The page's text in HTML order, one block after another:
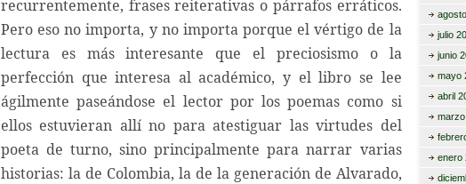
recurrentemente, frases reiterativas o párrafos erráticos.
Pero eso no importa, y no importa porque el vértigo de la
lectura es más interesante que el preciosismo o la
perfección que interesa al académico, y el libro se lee
ágilmente paseándose el lector por los poemas como si
ellos estuvieran allí no para atestiguar las virtudes del
poeta de turno, sino principalmente para narrar varias
historias: la de Colombia, la de la generación de Alvarado,
julio
junio
mayo
abril
enero